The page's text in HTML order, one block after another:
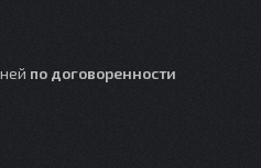
по договоренности